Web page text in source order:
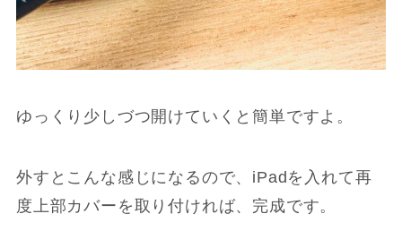
ゆっくり少しづつ開けていくと簡単ですよ。
外すとこんな感じになるので、iPadを入れて再
度上部カバーを取り付ければ、完成です。